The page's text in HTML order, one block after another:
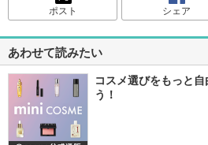
ポスト シェア
あわせて読みたい
コスメ選びをもっと
う！